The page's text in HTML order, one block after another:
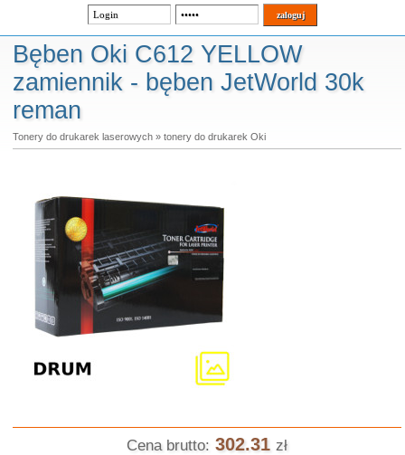
Bęben Oki C612 YELLOW
zamiennik - bęben JetWorld 30k
reman
Tonery do drukarek laserowych» tonery do drukarek Oki
Cena brutto: 302.31 zł